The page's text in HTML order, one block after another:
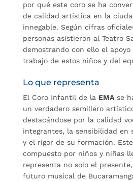
por qué este coro se ha
de calidad artística en la
innegable. Según cifras
personas asistieron al Teatro
demostrando con ello el
trabajo de estos niños y del
Lo que representa
El Coro Infantil de la EMAse
un verdadero semillero
destacándose por la calidad
integrantes, la sensibilidad en
y el rigor de su formación.
compuesto por niños y niñas
representa no solo el
futuro musical de